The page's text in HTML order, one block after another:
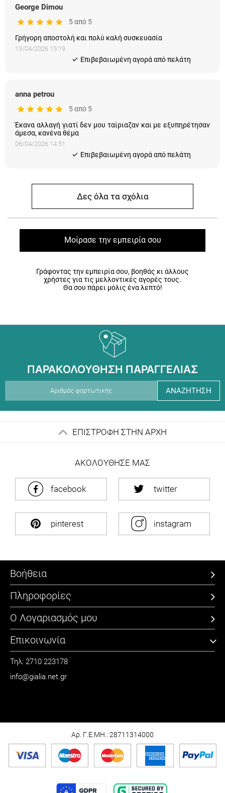
George Dimou
5 από 5
Γρήγορη αποστολή και πολύ καλή συσκευασία
13/04/2026 15:19
Eπιβεβαιωμένη αγορά από πελάτη
anna petrou
5 από 5
Έκανα αλλαγή γιατί δεν μου ταίριαζαν και με εξυπηρέτησαν
άμεσα, κανένα θέμα
06/04/2026 14:51
Eπιβεβαιωμένη αγορά από πελάτη
Δες όλα τα σχόλια
Μοίρασε την εμπειρία σου
Γράφοντας την εμπειρία σου, βοηθάς κι άλλους
χρήστες για τις μελλοντικές αγορές τους.
Θα σου πάρει μόλις ένα λεπτό!
ΠΑΡΑΚΟΛΟΥΘΗΣΗ ΠΑΡΑΓΓΕΛΙΑΣ
ΑΝΑΖΗΤΗΣΗ
ΕΠΙΣΤΡΟΦΗ ΣΤΗΝ ΑΡΧΗ
ΑΚΟΛΟΥΘΗΣΕ ΜΑΣ
facebook twitter
pinterest instagram
Βοήθεια
Πληροφορίες
Ο Λογαριασμός μου
Επικοινωνία
Τηλ: 2710 223178
info@gialia.net.gr
Αρ. Γ.Ε.ΜΗ.: 28711314000